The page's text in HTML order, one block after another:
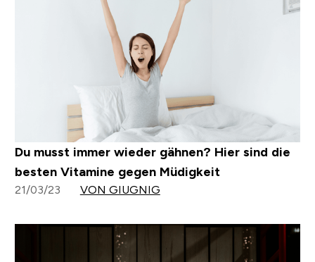
Du musst immer wieder gähnen? Hier sind die
besten Vitamine gegen Müdigkeit
21/03/23 VON GIUGNIG